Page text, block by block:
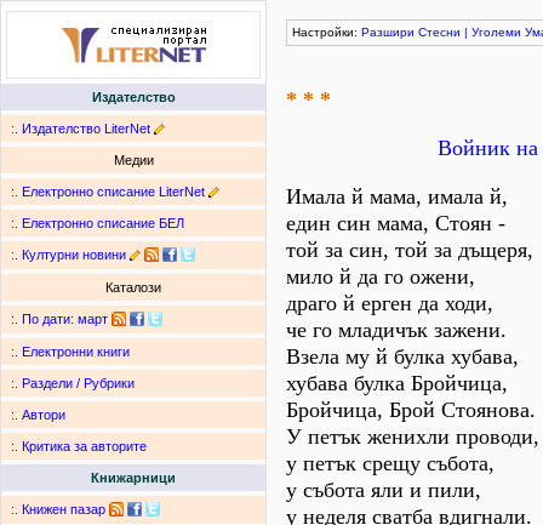
Издателство
:. Издателство LiterNet
Медии
:. Електронно списание LiterNet
:. Електронно списание БЕЛ
:. Културни новини
Каталози
:. По дати: март
:. Електронни книги
:. Раздели / Рубрики
:. Автори
:. Критика за авторите
Книжарници
:. Книжен пазар
Настройки: Разшири Стесни | Уголеми
* * *
Войник на
Имала й мама, имала й,
един син мама, Стоян -
той за син, той за дъщеря,
мило й да го ожени,
драго й ерген да ходи,
че го младичък зажени.
Взела му й булка хубава,
хубава булка Бройчица,
Бройчица, Брой Стоянова.
У петък женихли проводи,
у петък срещу събота,
у събота яли и пили,
у неделя сватба вдигнали.